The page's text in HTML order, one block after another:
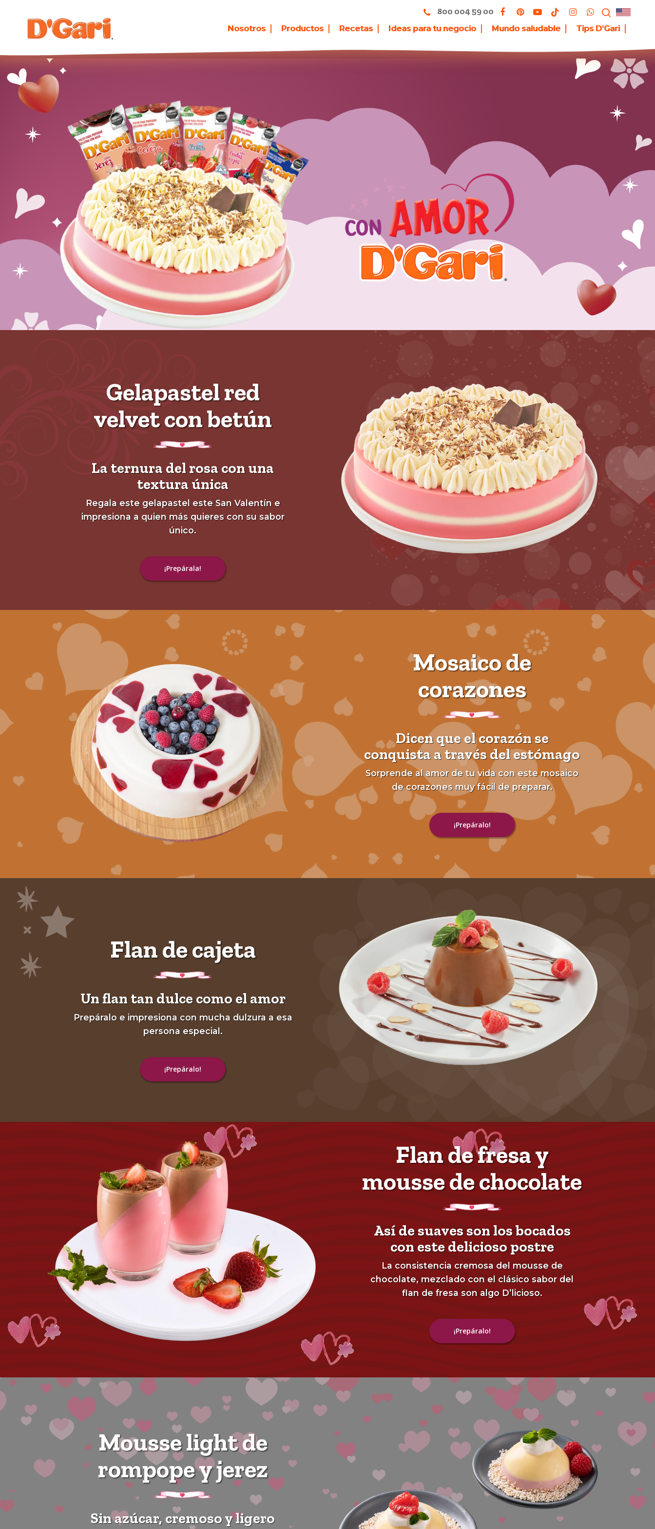
Nosotros Productos Recetas Ideas para tu negocio Mundo saludable Tips D’Gari
800 004 59 00
Gelapastel red
velvet con betún
La ternura del rosa con una
textura única
Regala este gelapastel este San Valentín e
impresiona a quien más quieres con su sabor
único.
¡Prepárala!
Mosaico de
corazones
Dicen que el corazón se
conquista a través del estómago
Sorprende al amor de tu vida con este mosaico
de corazones muy fácil de preparar.
¡Prepáralo!
Flan de cajeta
Un flan tan dulce como el amor
Prepáralo e impresiona con mucha dulzura a esa
persona especial.
¡Prepáralo!
Flan de fresa y
mousse de chocolate
Así de suaves son los bocados
con este delicioso postre
La consistencia cremosa del mousse de
chocolate, mezclado con el clásico sabor del
flan de fresa son algo D’licioso.
¡Prepáralo!
Mousse light de
rompope y jerez
Sin azúcar, cremoso y ligero